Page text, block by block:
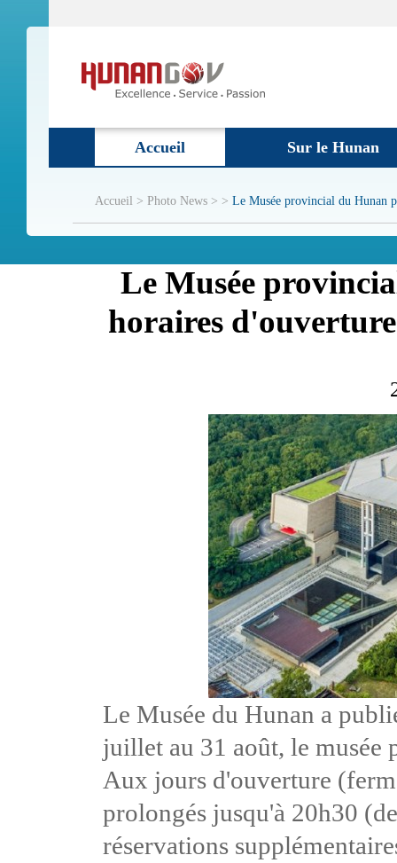
Accueil Sur le Hunan
Accueil > Photo News > > Le Musée provincial du Hunan
Le Musée
horaires
Le Musée du Hunan a
juillet au 31 août, le musée
Aux jours d'ouverture
prolongés jusqu'à 20h30
réservations